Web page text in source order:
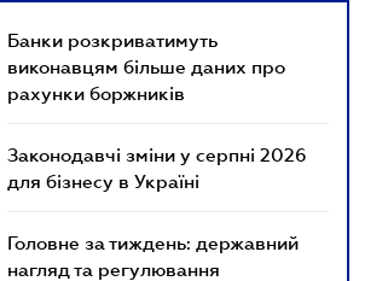
Банки розкриватимуть
виконавцям більше даних про
рахунки боржників
Законодавчі зміни у серпні 2026
для бізнесу в Україні
Головне за тиждень: державний
нагляд та регулювання